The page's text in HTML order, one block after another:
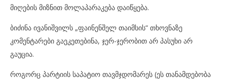
მიღების მიზნით მოლაპარაკება დაიწყება.
ბიძინა ივანიშვილს „ფაინენშელ თაიმსის“ თხოვნაზე
კომენტარები გაეკეთებინა, ჯერ-ჯერობით არ პასუხი არ
გაუცია.
როგორც პარტიის საპატიო თავმჯდომარეს (ეს თანამდებობა